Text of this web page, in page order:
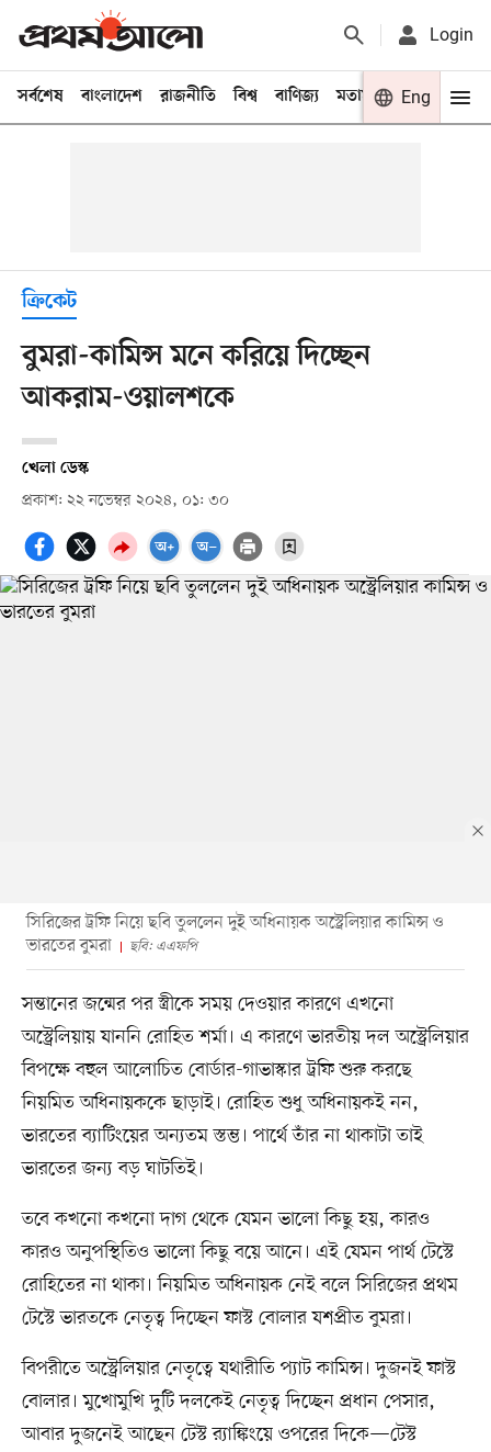
Login
সর্বশেষ বাংলাদেশ রাজনীতি বিশ্ব বাণিজ্য মতামত খেলা
Eng
ক্রিকেট
বুমরা-কামিন্স মনে করিয়ে দিচ্ছেন
আকরাম-ওয়ালশকে
খেলা ডেস্ক
প্রকাশ: ২২ নভেম্বর ২০২৪, ০১: ৩০
সিরিজের ট্রফি নিয়ে ছবি তুললেন দুই অধিনায়ক অস্ট্রেলিয়ার কামিন্স ও
ভারতের বুমরা
ছবি: এএফপি
সন্তানের জন্মের পর স্ত্রীকে সময় দেওয়ার কারণে এখনো
অস্ট্রেলিয়ায় যাননি রোহিত শর্মা। এ কারণে ভারতীয় দল অস্ট্রেলিয়ার
বিপক্ষে বহুল আলোচিত বোর্ডার-গাভাস্কার ট্রফি শুরু করছে
নিয়মিত অধিনায়ককে ছাড়াই। রোহিত শুধু অধিনায়কই নন,
ভারতের ব্যাটিংয়ের অন্যতম স্তম্ভ। পার্থে তাঁর না থাকাটা তাই
ভারতের জন্য বড় ঘাটতিই।
তবে কখনো কখনো দাগ থেকে যেমন ভালো কিছু হয়, কারও
কারও অনুপস্থিতিও ভালো কিছু বয়ে আনে। এই যেমন পার্থ টেস্টে
রোহিতের না থাকা। নিয়মিত অধিনায়ক নেই বলে সিরিজের প্রথম
টেস্টে ভারতকে নেতৃত্ব দিচ্ছেন ফাস্ট বোলার যশপ্রীত বুমরা।
বিপরীতে অস্ট্রেলিয়ার নেতৃত্বে যথারীতি প্যাট কামিন্স। দুজনই ফাস্ট
বোলার। মুখোমুখি দুটি দলকেই নেতৃত্ব দিচ্ছেন প্রধান পেসার,
আবার দুজনেই আছেন টেস্ট র‌্যাঙ্কিংয়ে ওপরের দিকে—টেস্ট